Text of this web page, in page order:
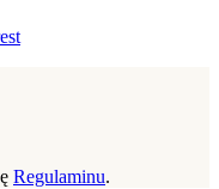
Regulaminu.